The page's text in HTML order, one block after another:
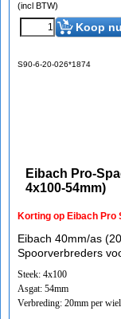
(incl BTW)
Koop nu
S90-6-20-026*1874
Eibach Pro-
4x100-54mm)
Korting op Eibach
Eibach 40mm/as
Spoorverbreders
Steek: 4x100
Asgat: 54mm
Verbreding: 20mm per